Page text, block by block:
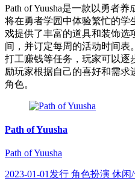
Path of Yuusha是一款以勇者
将在勇者学园中体验繁忙的学
戏提供了丰富的道具和装饰
间，并订定每周的活动时间表
打工赚钱等任务，玩家可以逐
励玩家根据自己的喜好和需
角色。
Path of Yuusha
Path of Yuusha
2023-01-01发行 角色扮演 休